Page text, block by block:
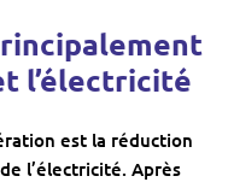
l’électricité
est la réduction
l’électricité. Après